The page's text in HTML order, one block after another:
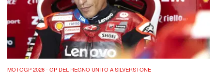
MOTOGP 2026 - GP DEL REGNO UNITO A SILVERSTONE